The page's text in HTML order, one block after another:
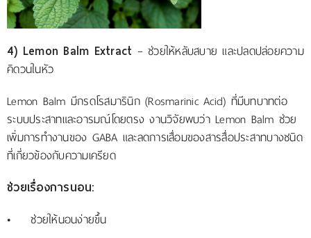
4) Lemon Balm Extract – ช่วยให้หลับสบาย และปลดปล่อยความ
คิดวนในหัว
Lemon Balm มีกรดโรสมารินิก (Rosmarinic Acid) ที่มีบทบาทต่อ
ระบบประสาทและอารมณ์โดยตรง งานวิจัยพบว่า Lemon Balm ช่วย
เพิ่มการทำงานของ GABA และลดการเสื่อมของสารสื่อประสาทบางชนิด
ที่เกี่ยวข้องกับความเครียด
ช่วยเรื่องการนอน:
• ช่วยให้นอนง่ายขึ้น